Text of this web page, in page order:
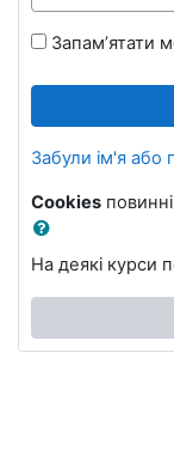
Запам’ятати
Забули ім'я або
Cookies
На деякі курси